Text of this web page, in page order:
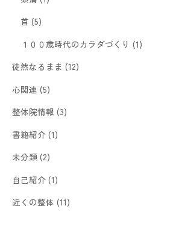
首 (5)
１００歳時代のカラダづくり (1)
徒然なるまま (12)
心関連 (5)
整体院情報 (3)
書籍紹介 (1)
未分類 (2)
自己紹介 (1)
近くの整体 (11)